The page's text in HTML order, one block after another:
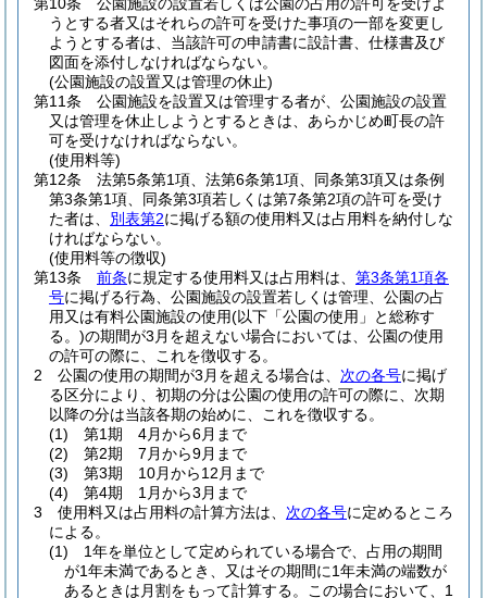
うとする者又はそれらの許可を受けた事項の一部を変更し
ようとする者は、当該許可の申請書に設計書、仕様書及び
図面を添付しなければならない。
(公園施設の設置又は管理の休止)
第11条
公園施設を設置又は管理する者が、公園施設の設置
又は管理を休止しようとするときは、あらかじめ町長の許
可を受けなければならない。
(使用料等)
第12条
法第5条第1項、法第6条第1項、同条第3項又は条例
第3条第1項、同条第3項若しくは第7条第2項の許可を受け
た者は、 別表第2に掲げる額の使用料又は占用料を納付しな
ければならない。
(使用料等の徴収)
第13条
前条に規定する使用料又は占用料は、 第3条第1項各
号に掲げる行為、公園施設の設置若しくは管理、公園の占
用又は有料公園施設の使用(以下「公園の使用」と総称す
る。)の期間が3月を超えない場合においては、公園の使用
の許可の際に、これを徴収する。
2
公園の使用の期間が3月を超える場合は、 次の各号に掲げ
る区分により、初期の分は公園の使用の許可の際に、次期
以降の分は当該各期の始めに、これを徴収する。
(1)
第1期 4月から6月まで
(2)
第2期 7月から9月まで
(3)
第3期 10月から12月まで
(4)
第4期 1月から3月まで
3
使用料又は占用料の計算方法は、 次の各号に定めるところ
による。
(1)
1年を単位として定められている場合で、占用の期間
が1年未満であるとき、又はその期間に1年未満の端数が
あるときは月割をもって計算する。
この場合において、1